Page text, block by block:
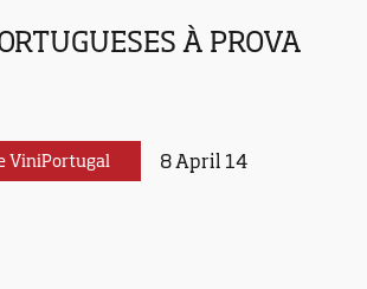
À PROVA
ViniPortugal 8 April 14